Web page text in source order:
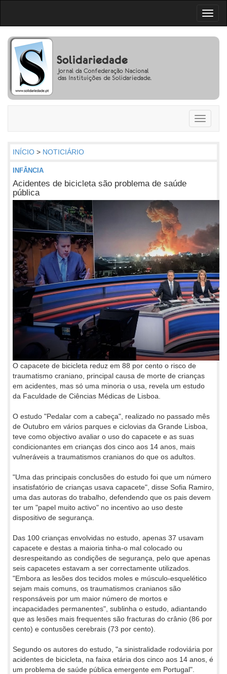
Toggle
INÍCIO > NOTICIÁRIO
INFÂNCIA
Acidentes de bicicleta são problema de saúde
pública
O capacete de bicicleta reduz em 88 por cento o risco de
traumatismo craniano, principal causa de morte de crianças
em acidentes, mas só uma minoria o usa, revela um estudo
da Faculdade de Ciências Médicas de Lisboa.
O estudo "Pedalar com a cabeça", realizado no passado mês
de Outubro em vários parques e ciclovias da Grande Lisboa,
teve como objectivo avaliar o uso do capacete e as suas
condicionantes em crianças dos cinco aos 14 anos, mais
vulneráveis a traumatismos cranianos do que os adultos.
"Uma das principais conclusões do estudo foi que um número
insatisfatório de crianças usava capacete", disse Sofia Ramiro,
uma das autoras do trabalho, defendendo que os pais devem
ter um "papel muito activo" no incentivo ao uso deste
dispositivo de segurança.
Das 100 crianças envolvidas no estudo, apenas 37 usavam
capacete e destas a maioria tinha-o mal colocado ou
desrespeitando as condições de segurança, pelo que apenas
seis capacetes estavam a ser correctamente utilizados.
"Embora as lesões dos tecidos moles e músculo-esquelético
sejam mais comuns, os traumatismos cranianos são
responsáveis por um maior número de mortos e
incapacidades permanentes", sublinha o estudo, adiantando
que as lesões mais frequentes são fracturas do crânio (86 por
cento) e contusões cerebrais (73 por cento).
Segundo os autores do estudo, "a sinistralidade rodoviária por
acidentes de bicicleta, na faixa etária dos cinco aos 14 anos, é
um problema de saúde pública emergente em Portugal".